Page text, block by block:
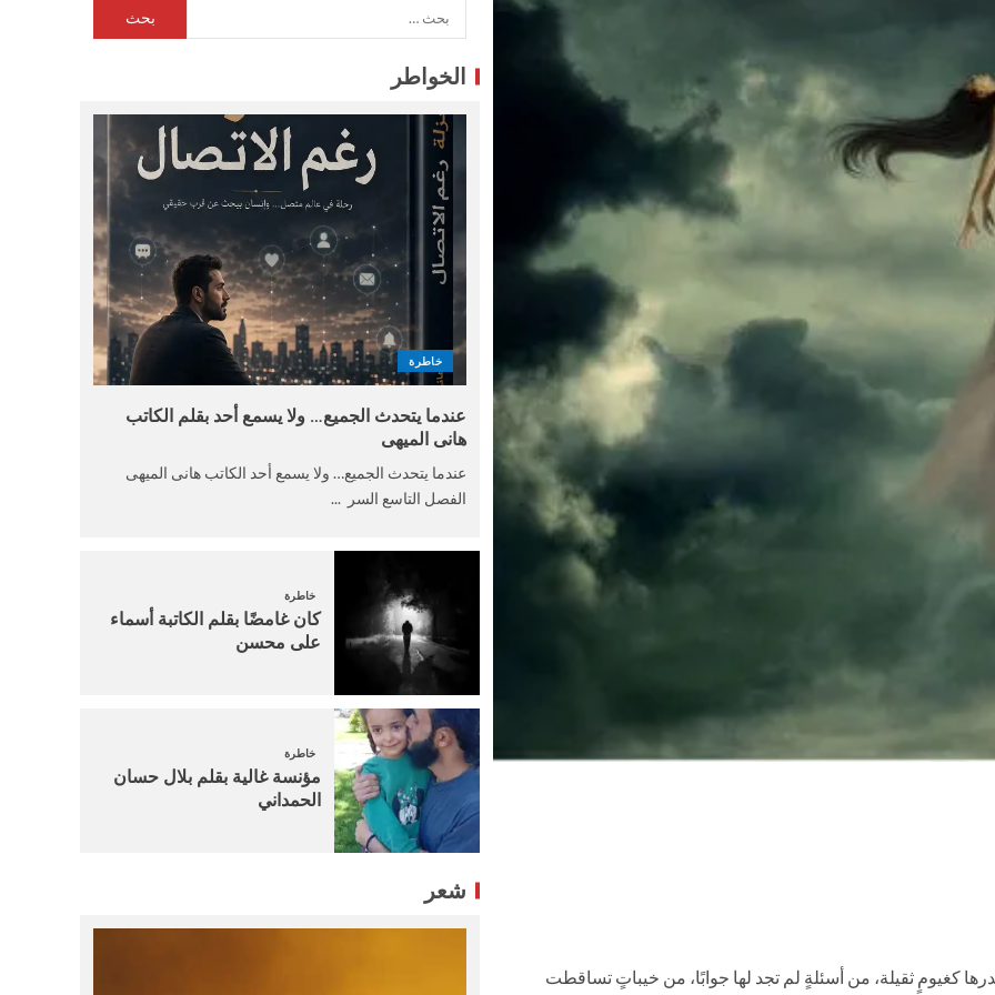
ثقيلة، من أسئلةٍ لم تجد لها جوابًا، من خيباتٍ تساقطت
الخواطر
خاطرة
عندما يتحدث الجميع… ولا يسمع أحد بقلم الكاتب
هانى الميهى
عندما يتحدث الجميع… ولا يسمع أحد الكاتب هانى الميهى
الفصل التاسع السر ...
خاطرة
كان غامضًا بقلم الكاتبة أسماء
على محسن
خاطرة
مؤنسة غالية بقلم بلال حسان
الحمداني
شعر